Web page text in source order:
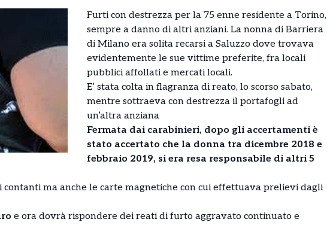
Furti con destrezza per la 75 enne residente a Torino,
sempre a danno di altri anziani. La nonna di Barriera
di Milano era solita recarsi a Saluzzo dove trovava
evidentemente le sue vittime preferite, fra locali
pubblici affollati e mercati locali.
E’ stata colta in flagranza di reato, lo scorso sabato,
mentre sottraeva con destrezza il portafogli ad
un’altra anziana
Fermata dai carabinieri, dopo gli accertamenti è
stato accertato che la donna tra dicembre 2018 e
febbraio 2019, si era resa responsabile di altri 5
ma anche le carte magnetiche con cui effettuava prelievi dagli
e ora dovrà rispondere dei reati di furto aggravato continuato e